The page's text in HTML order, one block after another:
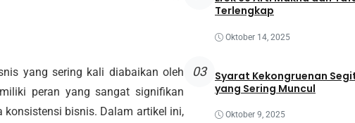
yang sering kali diabaikan oleh
peran yang sangat signifikan
konsistensi bisnis. Dalam artikel ini,
Terlengkap
Oktober 14, 2025
03
Syarat Kekongruenan
yang Sering Muncul
Oktober 9, 2025